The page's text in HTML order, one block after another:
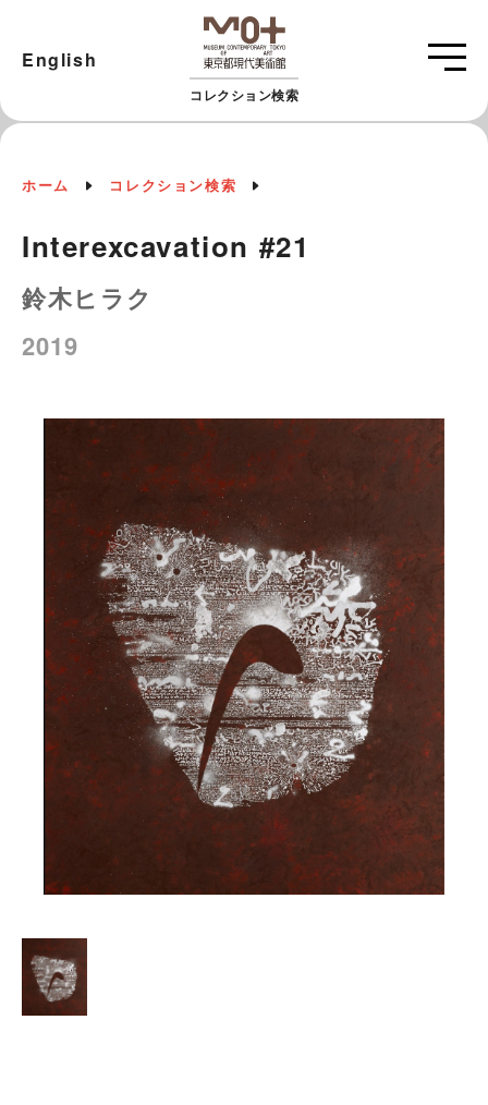
コレクション検索
English
ホーム コレクション検索
Interexcavation #21
鈴木ヒラク
2019